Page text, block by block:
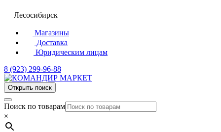
Лесосибирск
Магазины
Доставка
Юридическим лицам
8 (923) 299-96-88
Открыть поиск
Поиск по товарам
×